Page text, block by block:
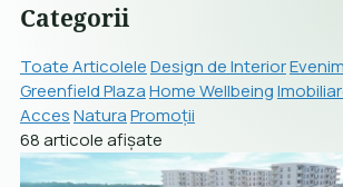
Categorii
Toate ArticoleleDesign de Interior
Greenfield PlazaHome Wellbeing
AccesNaturaPromoții
68 articole afișate